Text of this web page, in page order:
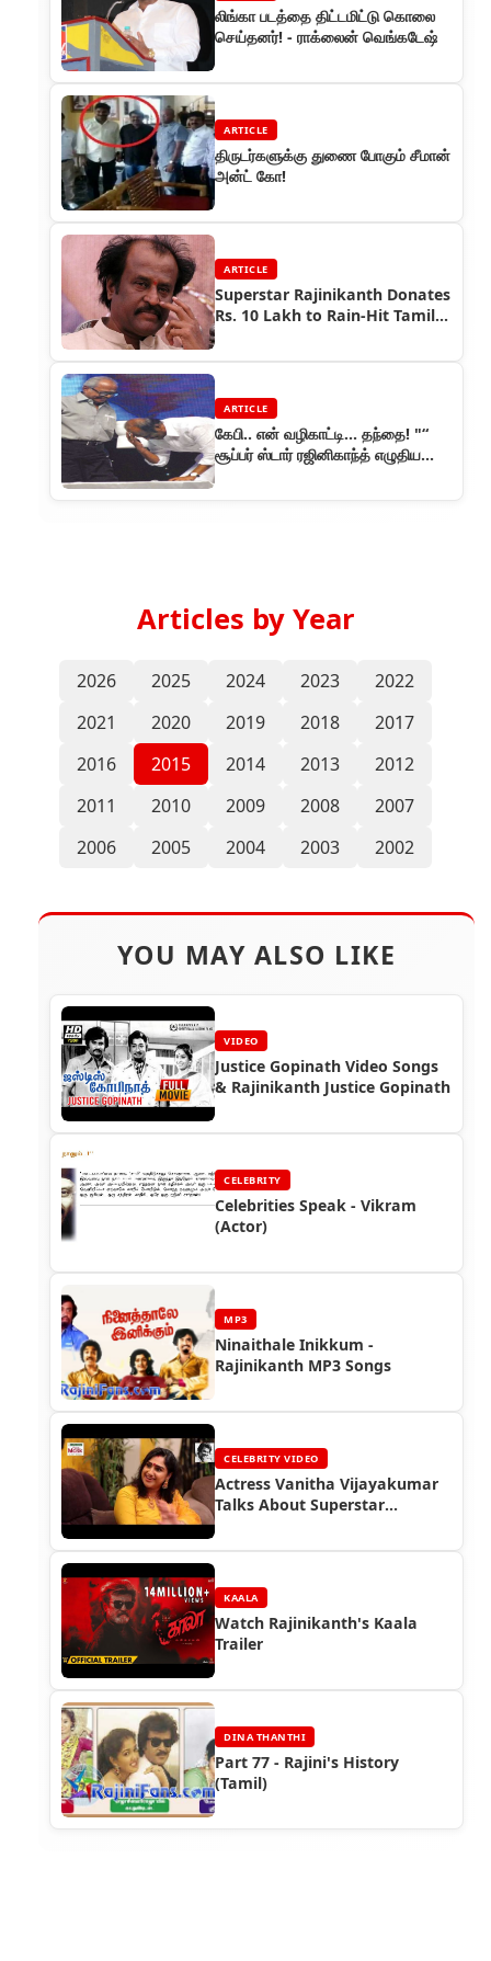
லிங்கா படத்தை திட்டமிட்டு கொலை
செய்தனர்! - ராக்லைன் வெங்கடேஷ்
ARTICLE
திருடர்களுக்கு துணை போகும் சீமான்
அன்ட் கோ!
ARTICLE
Superstar Rajinikanth Donates
Rs. 10 Lakh to Rain-Hit Tamil
ARTICLE
கேபி.. என் வழிகாட்டி… தந்தை! "“
சூப்பர் ஸ்டார் ரஜினிகாந்த் எழுதிய
Articles by Year
2026 2025 2024 2023
2022
2021
2020 2019 2018
2017
2016
2015 2014 2013
2012
2011
2010 2009 2008
2007
2006
2005 2004 2003 2002
YOU MAY ALSO LIKE
VIDEO
Justice Gopinath Video Songs
& Rajinikanth Justice Gopinath
CELEBRITY
Celebrities Speak - Vikram
(Actor)
MP3
Ninaithale Inikkum -
Rajinikanth MP3 Songs
CELEBRITY VIDEO
Actress Vanitha Vijayakumar
Talks About Superstar
KAALA
Watch Rajinikanth's Kaala
Trailer
DINA THANTHI
Part 77 - Rajini's History
(Tamil)